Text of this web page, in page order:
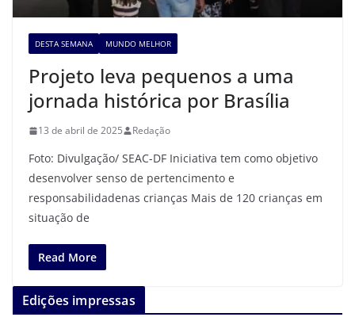
DESTA SEMANA MUNDO MELHOR
Projeto leva pequenos a uma
jornada histórica por Brasília
13 de abril de 2025 Redação
Foto: Divulgação/ SEAC-DF Iniciativa tem como objetivo
desenvolver senso de pertencimento e
responsabilidadenas crianças Mais de 120 crianças em
situação de
Read More
Edições impressas